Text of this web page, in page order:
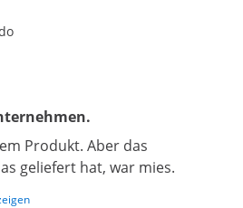
Produkt. Aber das
geliefert hat, war mies.